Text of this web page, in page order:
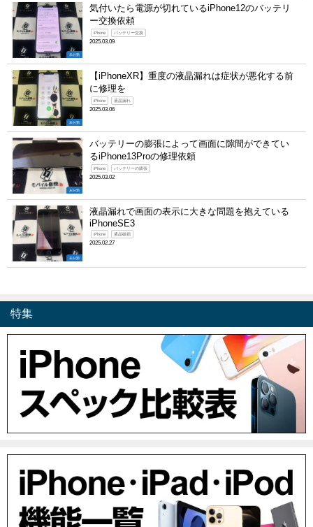
未分類
気付いたら電源が切れているiPhone12のバッテリ
ー交換依頼
iPhone バッテリー交換
2025.03.09
未分類
【iPhoneXR】重度の液晶漏れは症状が悪化する前
に修理を
iPhone 液晶漏れ
2025.03.06
未分類
バッテリーの膨張によって画面に隙間ができてい
るiPhone13Proの修理依頼
iPhone バッテリーの膨張
2025.03.02
未分類
液晶漏れで画面の表示に大きな問題を抱えている
iPhoneSE3
iPhone 液晶破損
2025.02.27
特集